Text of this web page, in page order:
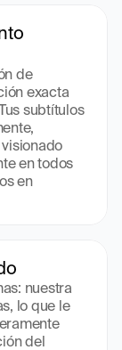
de
exacta
subtítulos
en todos
en
nuestra
lo que le
del